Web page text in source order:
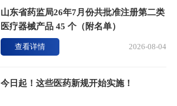
山东省药监局26年7月份共批准注册第二类
医疗器械产品 45 个（附名单）
2026-08-04
查看详情
今日起！这些医药新规开始实施！